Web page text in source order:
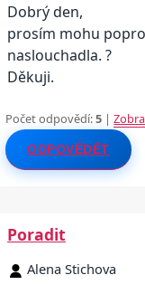
Dobrý den,
prosím mohu
naslouchadla. ?
Děkuji.
Počet odpovědí:5 |
ODPOVĚDĚT
Poradit
Alena Stichova